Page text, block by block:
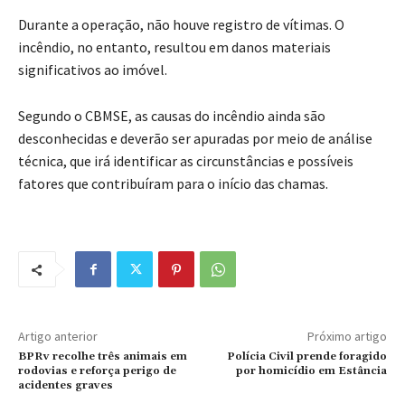
Durante a operação, não houve registro de vítimas. O
incêndio, no entanto, resultou em danos materiais
significativos ao imóvel.
Segundo o CBMSE, as causas do incêndio ainda são
desconhecidas e deverão ser apuradas por meio de análise
técnica, que irá identificar as circunstâncias e possíveis
fatores que contribuíram para o início das chamas.
Artigo anterior
BPRv recolhe três animais em
rodovias e reforça perigo de
acidentes graves
Próximo artigo
Polícia Civil prende foragido
por homicídio em Estância